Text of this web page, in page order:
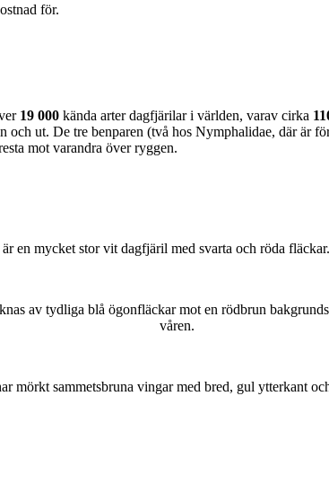
för.
19 000 kända arter dagfjärilar i världen, varav cirka
och ut. De tre benparen (två hos Nymphalidae, där är
mot varandra över ryggen.
en mycket stor vit dagfjäril med svarta och röda
av tydliga blå ögonfläckar mot en rödbrun
våren.
mörkt sammetsbruna vingar med bred, gul ytterkant